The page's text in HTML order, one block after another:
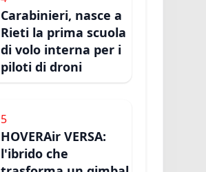
Carabinieri, nasce a
Rieti la prima scuola
di volo interna per i
piloti di droni
5
HOVERAir VERSA:
l'ibrido che